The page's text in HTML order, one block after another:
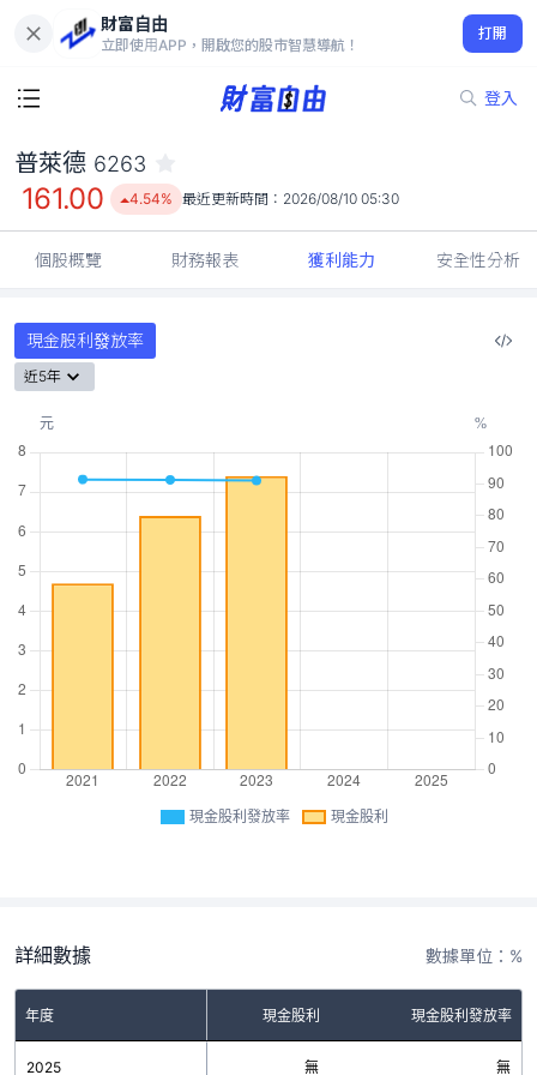
財富自由
立即使用APP，開啟您的股市智慧導航！
打開
登入
161.00
4.54%
普萊德 6263
161.00 4.54% 最近更新時間： 2026/08/10 05:30
個股概覽 財務報表 獲利能力 安全性分析
現金股利發放率
近5年
現金股利發放率 現金股利
詳細數據 數據單位：%
年度 現金股利 現金股利發放率
2025 無 無